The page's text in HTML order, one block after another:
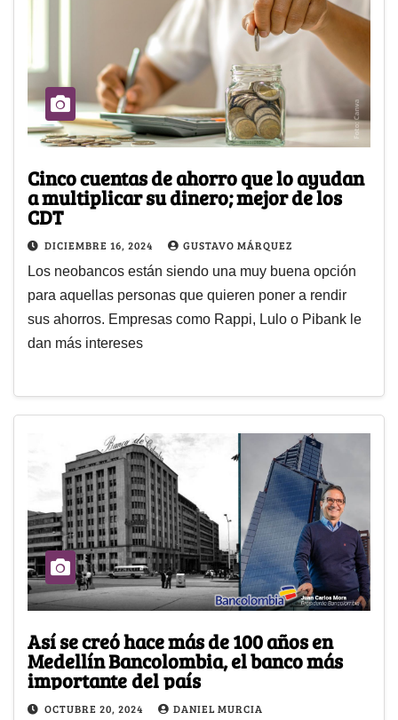
Cinco cuentas de ahorro que lo ayudan
a multiplicar su dinero; mejor de los
CDT
DICIEMBRE 16, 2024 GUSTAVO MÁRQUEZ
Los neobancos están siendo una muy buena opción
para aquellas personas que quieren poner a rendir
sus ahorros. Empresas como Rappi, Lulo o Pibank le
dan más intereses
Así se creó hace más de 100 años en
Medellín Bancolombia, el banco más
importante del país
OCTUBRE 20, 2024 DANIEL MURCIA